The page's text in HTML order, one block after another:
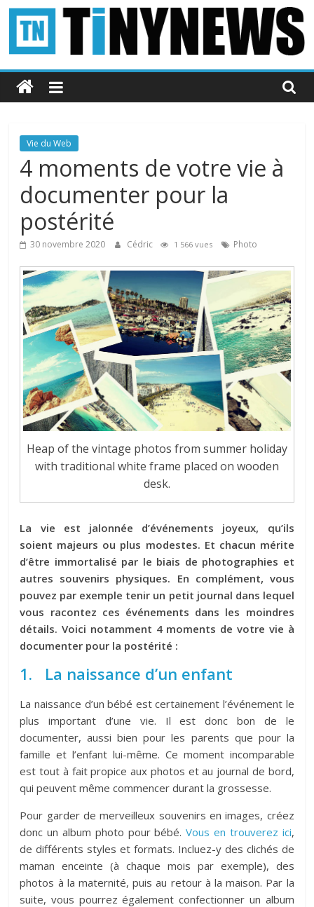
Passer
contenu
Tinynews
Le
belge
connecté
Vie du Web
4 moments de votre vie à
documenter pour la
postérité
30 novembre 2020 Cédric 1 566 vues Photo
Heap of the vintage photos from summer holiday
with traditional white frame placed on wooden
desk.
La vie est jalonnée d’événements joyeux, qu’ils
soient majeurs ou plus modestes. Et chacun mérite
d’être immortalisé par le biais de photographies et
autres souvenirs physiques. En complément, vous
pouvez par exemple tenir un petit journal dans lequel
vous racontez ces événements dans les moindres
détails. Voici notamment 4 moments de votre vie à
documenter pour la postérité :
1. La naissance d’un enfant
La naissance d’un bébé est certainement l’événement le
plus important d’une vie. Il est donc bon de le
documenter, aussi bien pour les parents que pour la
famille et l’enfant lui-même. Ce moment incomparable
est tout à fait propice aux photos et au journal de bord,
qui peuvent même commencer durant la grossesse.
Pour garder de merveilleux souvenirs en images, créez
donc un album photo pour bébé.Vous en trouverez ici,
de différents styles et formats. Incluez-y des clichés de
maman enceinte (à chaque mois par exemple), des
photos à la maternité, puis au retour à la maison. Par la
suite, vous pourrez également confectionner un album